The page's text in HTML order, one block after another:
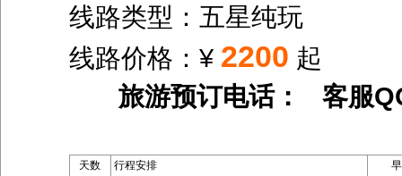
线路类型：五星纯玩
线路价格：¥ 2200 起
旅游预订电话： 客服
天数 行程安排